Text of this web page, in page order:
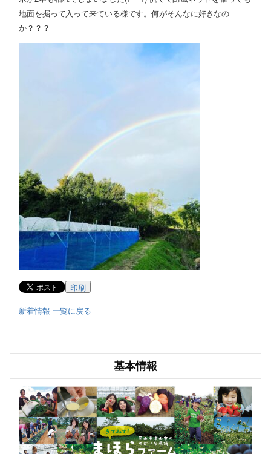
地面を掘って入って来ている様です。何がそんなに好きなの
か？？？
印刷
新着情報 一覧に戻る
基本情報